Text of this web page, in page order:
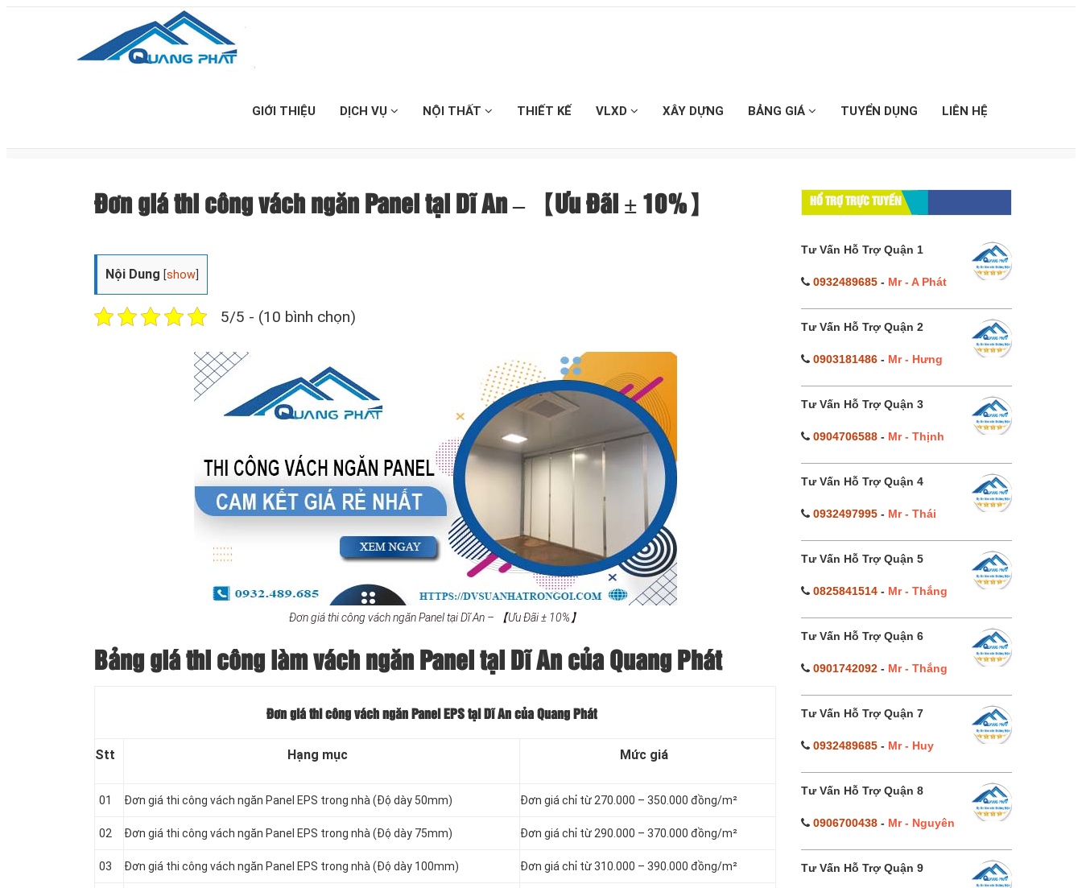
GIỚI THIỆU DỊCH VỤ NỘI THẤT THIẾT KẾ VLXD XÂY DỰNG BẢNG GIÁ TUYỂN DỤNG LIÊN HỆ
Đơn giá thi công vách ngăn Panel tại Dĩ An – 【Ưu Đãi ± 10%】
Nội Dung [show
5/5 - (10 bình chọn)
Đơn giá thi công vách ngăn Panel tại Dĩ An – 【Ưu Đãi ± 10%】
Bảng giá thi công làm vách ngăn Panel tại Dĩ An của Quang Phát
Đơn giá thi công vách ngăn Panel EPS tại Dĩ An của Quang Phát
Stt Hạng mục Mức giá
01 Đơn giá thi công vách ngăn Panel EPS trong nhà (Độ dày 50mm) Đơn giá chỉ từ 270.000 – 350.000 đồng/m²
02 Đơn giá thi công vách ngăn Panel EPS trong nhà (Độ dày 75mm) Đơn giá chỉ từ 290.000 – 370.000 đồng/m²
03 Đơn giá thi công vách ngăn Panel EPS trong nhà (Độ dày 100mm) Đơn giá chỉ từ 310.000 – 390.000 đồng/m²
HỔ TRỢ TRỰC TUYẾN
Tư Vấn Hỗ Trợ Quận 1
0932489685- Mr - A Phát
Tư Vấn Hỗ Trợ Quận 2
0903181486- Mr - Hưng
Tư Vấn Hỗ Trợ Quận 3
0904706588- Mr - Thịnh
Tư Vấn Hỗ Trợ Quận 4
0932497995- Mr - Thái
Tư Vấn Hỗ Trợ Quận 5
0825841514- Mr - Thắng
Tư Vấn Hỗ Trợ Quận 6
0901742092- Mr - Thắng
Tư Vấn Hỗ Trợ Quận 7
0932489685- Mr - Huy
Tư Vấn Hỗ Trợ Quận 8
0906700438- Mr - Nguyên
Tư Vấn Hỗ Trợ Quận 9